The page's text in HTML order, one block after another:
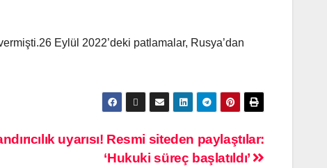
Eylül 2022’deki patlamalar, Rusya’dan
uyarısı! Resmi siteden paylaştılar:
‘Hukuki süreç başlatıldı’